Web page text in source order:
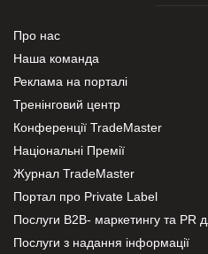
Про нас
Наша команда
Реклама на порталі
Тренінговий центр
Конференції TradeMaster
Національні Премії
Журнал TradeMaster
Портал про Private Label
Послуги В2В- маркетингу та PR
Послуги з надання інформації